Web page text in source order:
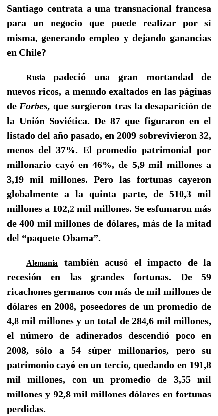
Santiago contrata a una transnacional francesa
para un negocio que puede realizar por sí
misma, generando empleo y dejando ganancias
en Chile?
Rusia
padeció una gran mortandad de
nuevos ricos, a menudo exaltados en las páginas
de Forbes, que surgieron tras la desaparición de
la Unión Soviética. De 87 que figuraron en el
listado del año pasado, en 2009 sobrevivieron 32,
menos del 37%. El promedio patrimonial por
millonario cayó en 46%, de 5,9 mil millones a
3,19 mil millones. Pero las fortunas cayeron
globalmente a la quinta parte, de 510,3 mil
millones a 102,2 mil millones. Se esfumaron más
de 400 mil millones de dólares, más de la mitad
del “paquete Obama”.
Alemania
también acusó el impacto de la
recesión en las grandes fortunas. De 59
ricachones germanos con más de mil millones de
dólares en 2008, poseedores de un promedio de
4,8 mil millones y un total de 284,6 mil millones,
el número de adinerados descendió poco en
2008, sólo a 54 súper millonarios, pero su
patrimonio cayó en un tercio, quedando en 191,8
mil millones, con un promedio de 3,55 mil
millones y 92,8 mil millones dólares en fortunas
perdidas.